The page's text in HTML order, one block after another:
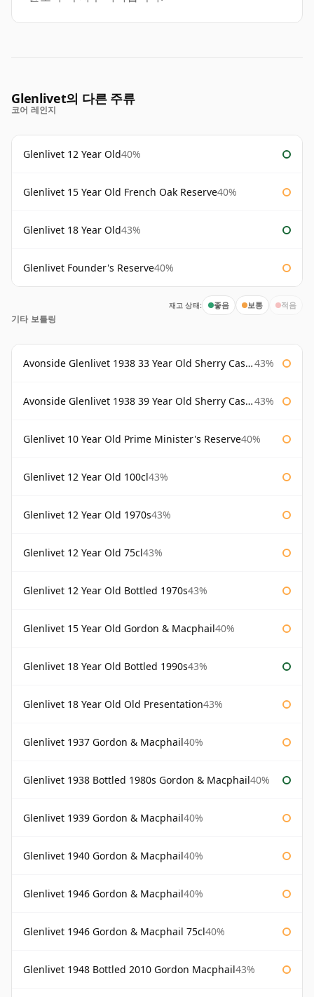
Glenlivet의 다른 주류
코어 레인지
Glenlivet 12 Year Old40%
Glenlivet 15 Year Old French Oak Reserve40%
Glenlivet 18 Year Old43%
Glenlivet Founder's Reserve40%
재고 상태: 좋음 보통 적음
기타 보틀링
Avonside Glenlivet 1938 33 Year Old Sherry Cask Gordon & Macphail 43%
Avonside Glenlivet 1938 39 Year Old Sherry Cask Gordon & Macphail 43%
Glenlivet 10 Year Old Prime Minister's Reserve40%
Glenlivet 12 Year Old 100cl43%
Glenlivet 12 Year Old 1970s43%
Glenlivet 12 Year Old 75cl43%
Glenlivet 12 Year Old Bottled 1970s43%
Glenlivet 15 Year Old Gordon & Macphail40%
Glenlivet 18 Year Old Bottled 1990s43%
Glenlivet 18 Year Old Old Presentation43%
Glenlivet 1937 Gordon & Macphail40%
Glenlivet 1938 Bottled 1980s Gordon & Macphail40%
Glenlivet 1939 Gordon & Macphail40%
Glenlivet 1940 Gordon & Macphail40%
Glenlivet 1946 Gordon & Macphail40%
Glenlivet 1946 Gordon & Macphail 75cl40%
Glenlivet 1948 Bottled 2010 Gordon Macphail43%